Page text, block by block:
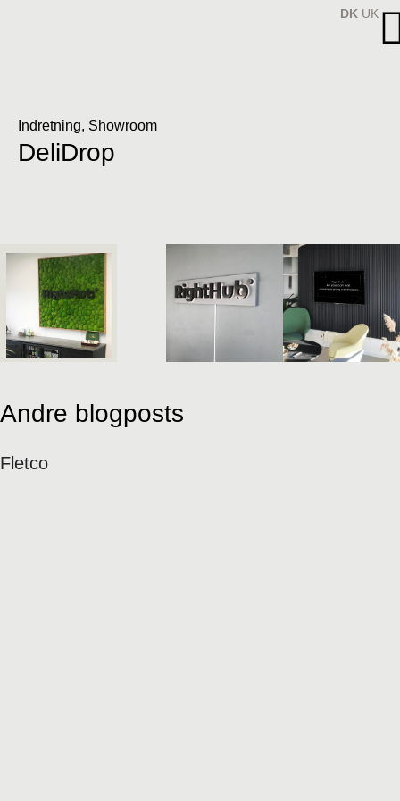
Indretning, Showroom
DeliDrop
Andre blogposts
Fletco